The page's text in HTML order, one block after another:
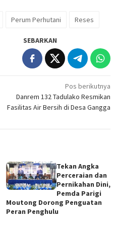
Perum Perhutani Reses
SEBARKAN
Pos berikutnya
Danrem 132 Tadulako Resmikan
Fasilitas Air Bersih di Desa Gangga
Tekan Angka
Perceraian dan
Pernikahan Dini,
Pemda Parigi
Moutong Dorong Penguatan
Peran Penghulu